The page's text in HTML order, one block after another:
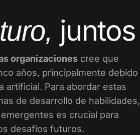
juntos
organizaciones cree que
años, principalmente debido
artificial. Para abordar estas
de desarrollo de habilidades,
es crucial para
desafíos futuros.